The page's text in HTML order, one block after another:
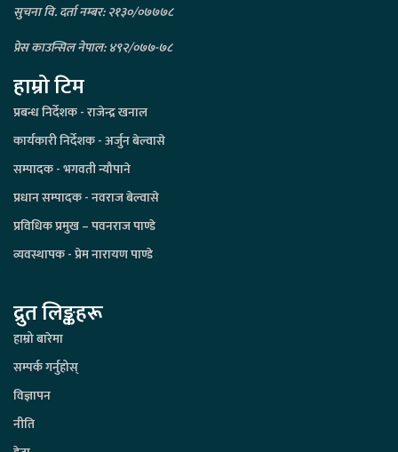
सुचना वि. दर्ता नम्बर: २१३०/०७७७८
प्रेस काउन्सिल नेपाल: ४९२/०७७-७८
हाम्रो टिम
प्रबन्ध निर्देशक - राजेन्द्र खनाल
कार्यकारी निर्देशक - अर्जुन बेल्वासे
सम्पादक - भगवती न्यौपाने
प्रधान सम्पादक - नवराज बेल्वासे
प्रविधिक प्रमुख – पवनराज पाण्डे
व्यवस्थापक - प्रेम नारायण पाण्डे
द्रुत लिङ्कहरू
हाम्रो बारेमा
सम्पर्क गर्नुहोस्
विज्ञापन
नीति